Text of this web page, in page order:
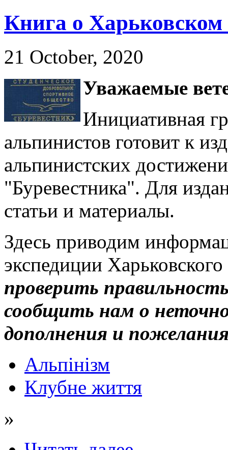
Книга о
21 October, 2020
Уважаемые
Инициативная
альпинистов готовит к
альпинистских
"Буревестника". Для
статьи и материалы.
Здесь приводим
экспедиции
проверить
сообщить нам о
дополнения и
Альпінізм
Клубне життя
»